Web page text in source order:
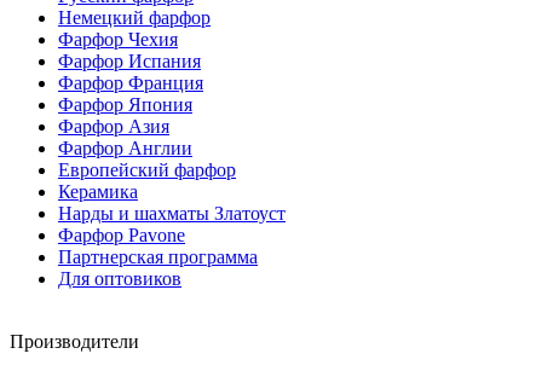
Немецкий фарфор
Фарфор Чехия
Фарфор Испания
Фарфор Франция
Фарфор Япония
Фарфор Азия
Фарфор Англии
Европейский фарфор
Керамика
Нарды и шахматы Златоуст
Фарфор Pavone
Партнерская программа
Для оптовиков
Производители